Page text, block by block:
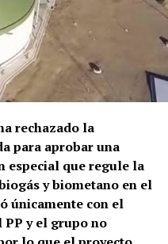
La Merced de
aislado.
este medio vienen
de amenazas,
situaciones
algunos
con personas
drogas.
a sanitarios no
de Osuna puso
rechazado la
para aprobar una
especial que regule la
y biometano en el
únicamente con el
PP y el grupo no